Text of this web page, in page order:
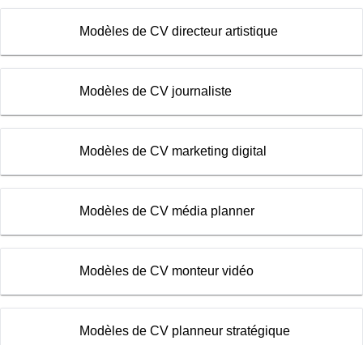
Modèles de CV directeur artistique
Modèles de CV journaliste
Modèles de CV marketing digital
Modèles de CV média planner
Modèles de CV monteur vidéo
Modèles de CV planneur stratégique